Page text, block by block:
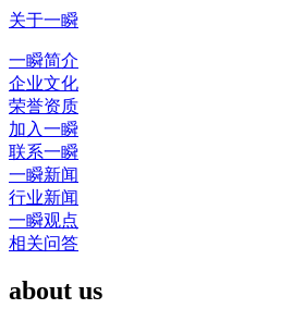
关于一瞬
一瞬简介
企业文化
荣誉资质
加入一瞬
联系一瞬
一瞬新闻
行业新闻
一瞬观点
相关问答
about us